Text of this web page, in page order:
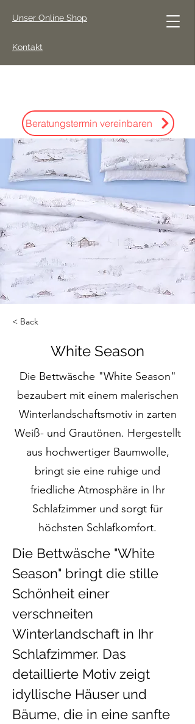
Unser Online Shop
Kontakt
Beratungstermin vereinbaren
< Back
White Season
Die Bettwäsche "White Season"
bezaubert mit einem malerischen
Winterlandschaftsmotiv in zarten
Weiß- und Grautönen. Hergestellt
aus hochwertiger Baumwolle,
bringt sie eine ruhige und
friedliche Atmosphäre in Ihr
Schlafzimmer und sorgt für
höchsten Schlafkomfort.
Die Bettwäsche "White
Season" bringt die stille
Schönheit einer
verschneiten
Winterlandschaft in Ihr
Schlafzimmer. Das
detaillierte Motiv zeigt
idyllische Häuser und
Bäume, die in eine sanfte